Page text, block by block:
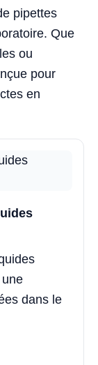
pipettes
Que
ou
pour
en
dans le